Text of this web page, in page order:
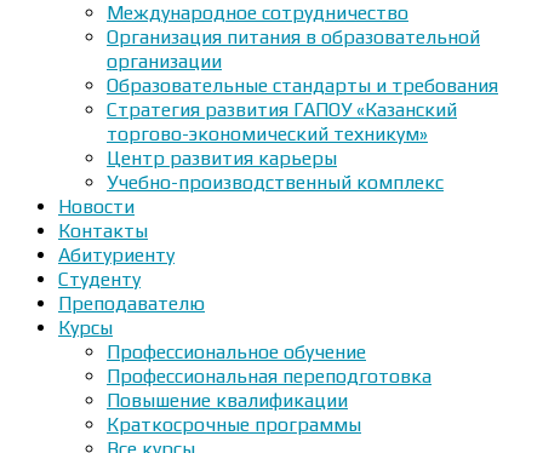
Международное сотрудничество
Организация питания в образовательной
организации
Образовательные стандарты и требования
Стратегия развития ГАПОУ «Казанский
торгово-экономический техникум»
Центр развития карьеры
Учебно-производственный комплекс
Новости
Контакты
Абитуриенту
Студенту
Преподавателю
Курсы
Профессиональное обучение
Профессиональная переподготовка
Повышение квалификации
Краткосрочные программы